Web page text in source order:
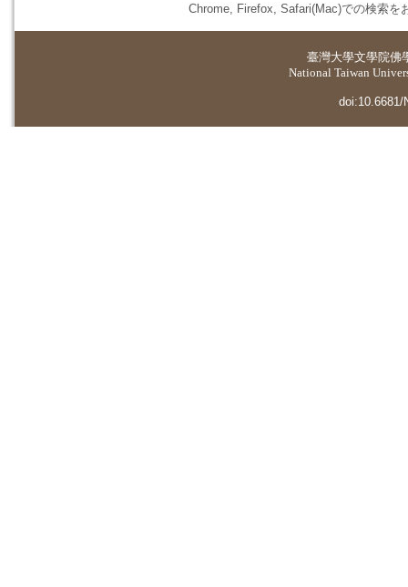
Chrome, Firefox, Safari(Mac)での検索を
臺灣大學文學院佛
National Taiwan
doi:10.6681/